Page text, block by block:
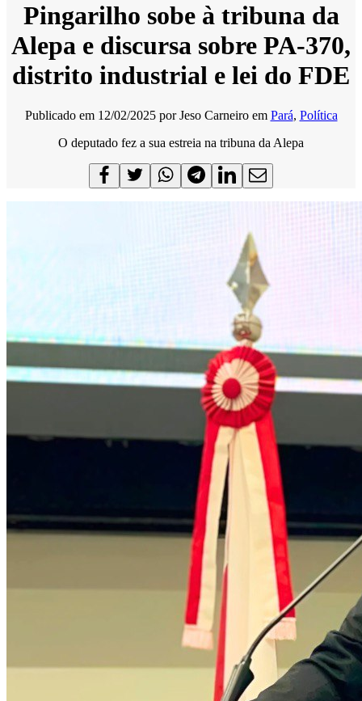
Pingarilho sobe à tribuna da
Alepa e discursa sobre PA-370,
distrito industrial e lei do FDE
Publicado em 12/02/2025 porJeso Carneiro em Pará, Política
O deputado fez a sua estreia na tribuna da Alepa